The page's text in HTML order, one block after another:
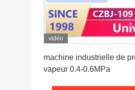
vidéo
machine industrielle de
vapeur 0.4-0.6MPa